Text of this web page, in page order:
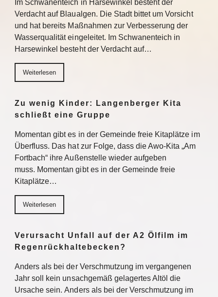
Im Schwanenteich in Harsewinkel besteht der
Verdacht auf Blaualgen. Die Stadt bittet um Vorsicht
und hat bereits Maßnahmen zur Verbesserung der
Wasserqualität eingeleitet. Im Schwanenteich in
Harsewinkel besteht der Verdacht auf…
Weiterlesen
Zu wenig Kinder: Langenberger Kita
schließt eine Gruppe
Momentan gibt es in der Gemeinde freie Kitaplätze im
Überfluss. Das hat zur Folge, dass die Awo-Kita „Am
Fortbach“ ihre Außenstelle wieder aufgeben
muss. Momentan gibt es in der Gemeinde freie
Kitaplätze…
Weiterlesen
Verursacht Unfall auf der A2 Ölfilm im
Regenrückhaltebecken?
Anders als bei der Verschmutzung im vergangenen
Jahr soll kein unsachgemäß gelagertes Altöl die
Ursache sein. Anders als bei der Verschmutzung im